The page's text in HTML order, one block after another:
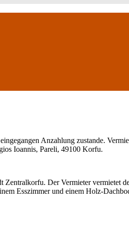
Anzahlung zustande.
Ioannis, Pareli, 49100 Korfu.
Der Vermieter vermietet
Esszimmer und einem Holz-